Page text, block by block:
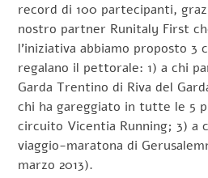
record di 100 partecipanti,
nostro partner Runitaly First
l’iniziativa abbiamo proposto 3
regalano il pettorale: 1) a chi
Garda Trentino di Riva del
chi ha gareggiato in tutte le 5
circuito Vicentia Running; 3) a
viaggio-maratona di
marzo 2013).